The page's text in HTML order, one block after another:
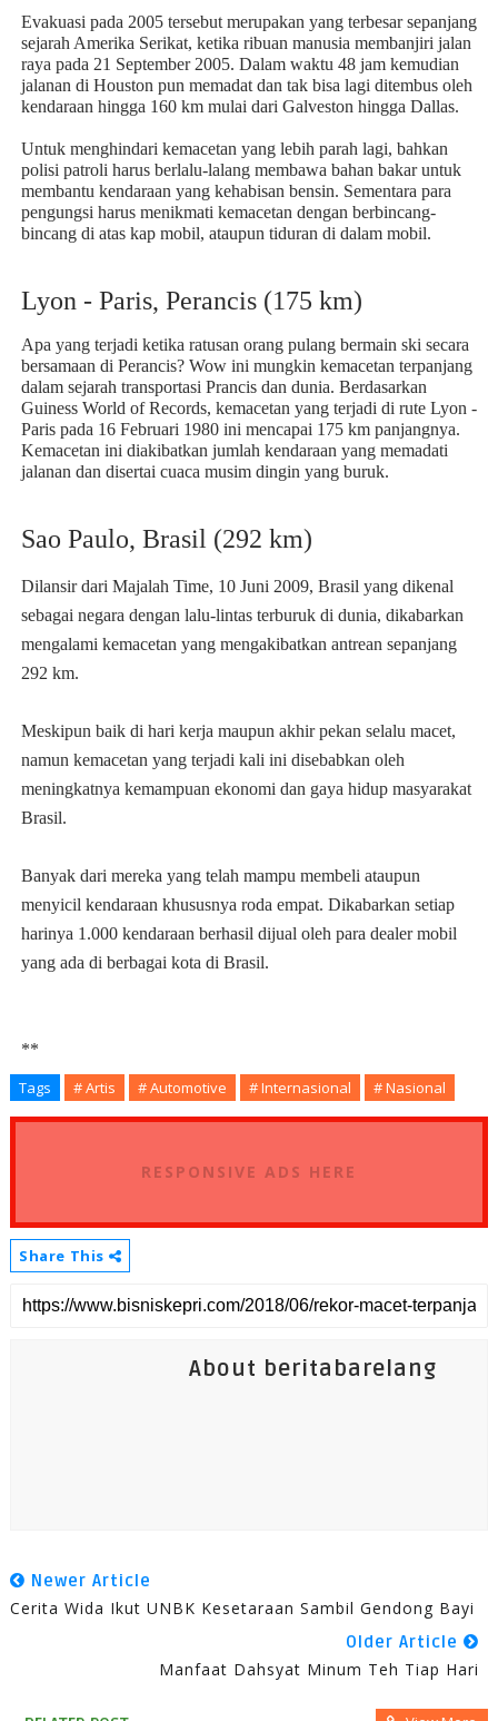
Evakuasi pada 2005 tersebut merupakan yang terbesar sepanjang
sejarah Amerika Serikat, ketika ribuan manusia membanjiri jalan
raya pada 21 September 2005. Dalam waktu 48 jam kemudian
jalanan di Houston pun memadat dan tak bisa lagi ditembus oleh
kendaraan hingga 160 km mulai dari Galveston hingga Dallas.
Untuk menghindari kemacetan yang lebih parah lagi, bahkan
polisi patroli harus berlalu-lalang membawa bahan bakar untuk
membantu kendaraan yang kehabisan bensin. Sementara para
pengungsi harus menikmati kemacetan dengan berbincang-
bincang di atas kap mobil, ataupun tiduran di dalam mobil.
Lyon - Paris, Perancis (175 km)
Apa yang terjadi ketika ratusan orang pulang bermain ski secara
bersamaan di Perancis? Wow ini mungkin kemacetan terpanjang
dalam sejarah transportasi Prancis dan dunia. Berdasarkan
Guiness World of Records, kemacetan yang terjadi di rute Lyon -
Paris pada 16 Februari 1980 ini mencapai 175 km panjangnya.
Kemacetan ini diakibatkan jumlah kendaraan yang memadati
jalanan dan disertai cuaca musim dingin yang buruk.
Sao Paulo, Brasil (292 km)
Dilansir dari Majalah Time, 10 Juni 2009, Brasil yang dikenal
sebagai negara dengan lalu-lintas terburuk di dunia, dikabarkan
mengalami kemacetan yang mengakibatkan antrean sepanjang
292 km.
Meskipun baik di hari kerja maupun akhir pekan selalu macet,
namun kemacetan yang terjadi kali ini disebabkan oleh
meningkatnya kemampuan ekonomi dan gaya hidup masyarakat
Brasil.
Banyak dari mereka yang telah mampu membeli ataupun
menyicil kendaraan khususnya roda empat. Dikabarkan setiap
harinya 1.000 kendaraan berhasil dijual oleh para dealer mobil
yang ada di berbagai kota di Brasil.
**
Tags # Artis # Automotive # Internasional # Nasional
RESPONSIVE ADS HERE
Share This
About beritabarelang
Newer Article
Cerita Wida Ikut UNBK Kesetaraan Sambil Gendong Bayi
Older Article
Manfaat Dahsyat Minum Teh Tiap Hari